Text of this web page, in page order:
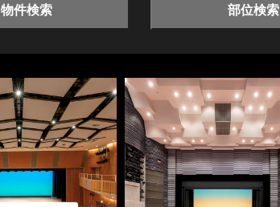
物件検索 部位検索